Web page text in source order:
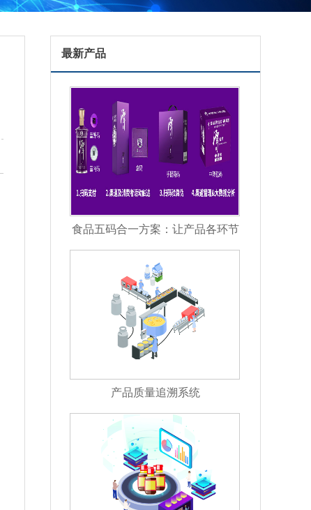
最新产品
食品五码合一方案：让产品各环节
信息彼此关联
产品质量追溯系统